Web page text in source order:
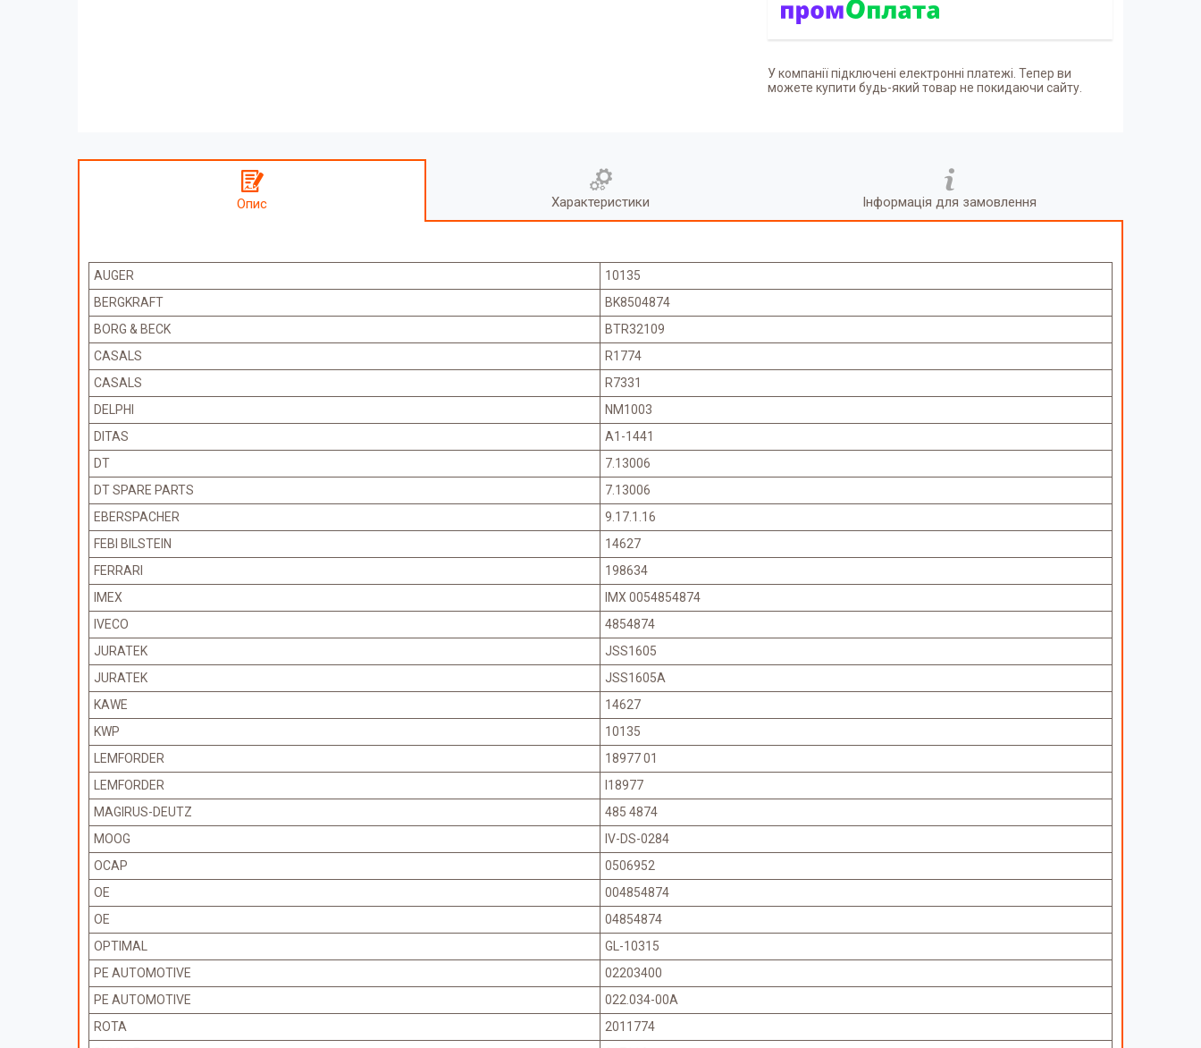
У компанії підключені електронні платежі. Тепер ви
можете купити будь-який товар не покидаючи сайту.
Опис Характеристики Інформація для замовлення
AUGER
10135
BERGKRAFT
BK8504874
BORG & BECK
BTR32109
CASALS
R1774
CASALS
R7331
DELPHI
NM1003
DITAS
A1-1441
DT
7.13006
DT SPARE PARTS
7.13006
EBERSPACHER
9.17.1.16
FEBI BILSTEIN
14627
FERRARI
198634
IMEX
IMX 0054854874
IVECO
4854874
JURATEK
JSS1605
JURATEK
JSS1605A
KAWE
14627
KWP
10135
LEMFORDER
18977 01
LEMFORDER
I18977
MAGIRUS-DEUTZ
485 4874
MOOG
IV-DS-0284
OCAP
0506952
OE
004854874
OE
04854874
OPTIMAL
GL-10315
PE AUTOMOTIVE
02203400
PE AUTOMOTIVE
022.034-00A
ROTA
2011774